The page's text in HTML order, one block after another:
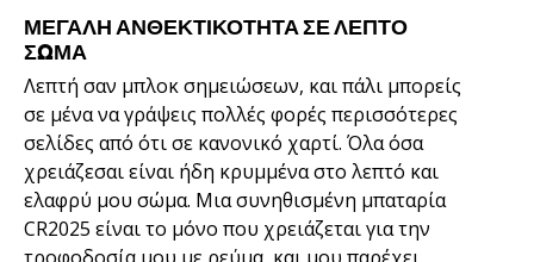
ΜΕΓΆΛΗ ΑΝΘΕΚΤΙΚΌΤΗΤΑ ΣΕ ΛΕΠΤΌ
ΣΏΜΑ
Λεπτή σαν μπλοκ σημειώσεων, και πάλι μπορείς
σε μένα να γράψεις πολλές φορές περισσότερες
σελίδες από ότι σε κανονικό χαρτί. Όλα όσα
χρειάζεσαι είναι ήδη κρυμμένα στο λεπτό και
ελαφρύ μου σώμα. Μια συνηθισμένη μπαταρία
CR2025 είναι το μόνο που χρειάζεται για την